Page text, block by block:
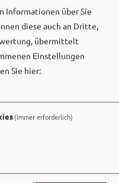
Informationen über Sie
diese auch an Dritte,
übermittelt
Einstellungen
Sie hier:
(immer erforderlich)